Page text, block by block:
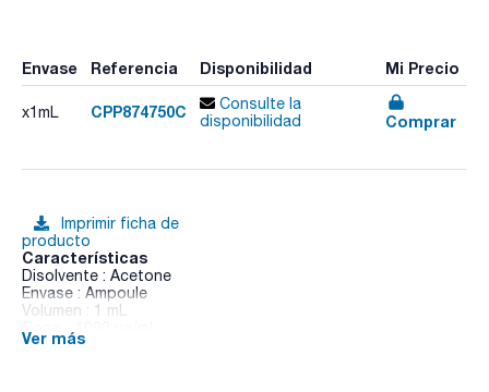
Envase Referencia Disponibilidad Mi Precio
x1mL CPP874750C
Consulte la
disponibilidad
Comprar
Imprimir ficha de
producto
Características
Disolvente : Acetone
Envase : Ampoule
Volumen : 1 mL
CAS : [71422-67-8]
Ver más